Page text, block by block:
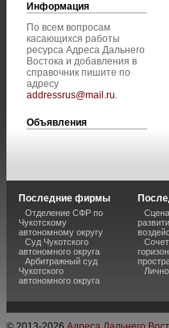
Информация
По всем вопросам
касающихся работы
ресурса Адреса Дальнего
Востока и добавления в
справочник пишите по
адресу
addressrus@mail.ru.
Объявления
Последние фирмы
Отделение СФР по
Чукотскому
автономному округу
Суд Чукотского
автономного округа
Арбитражный суд
Чукотского
автономного округа